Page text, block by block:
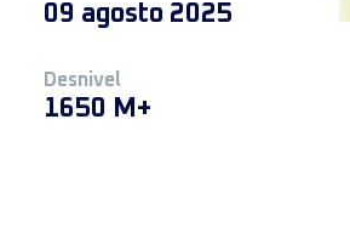
09 agosto 2025
Desnivel
1650 M+